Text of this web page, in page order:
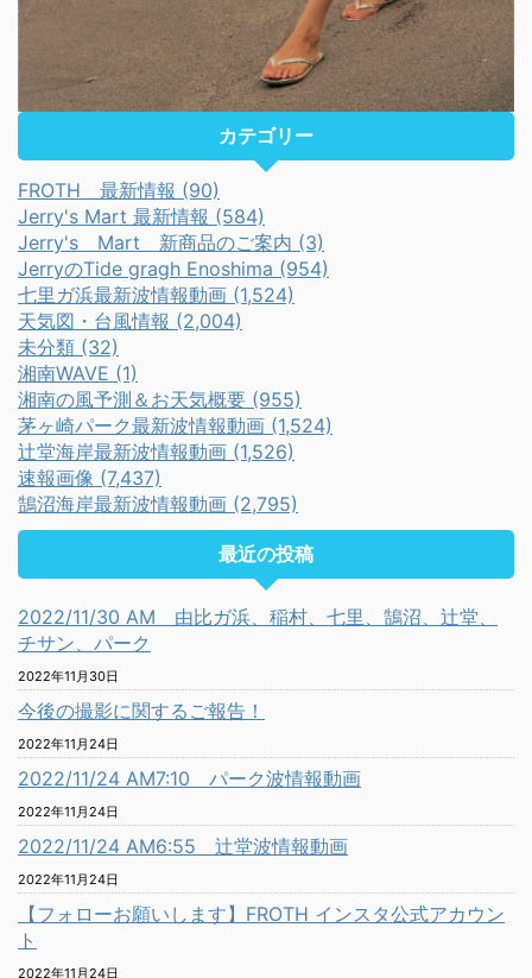
カテゴリー
FROTH 最新情報 (90)
Jerry's Mart 最新情報 (584)
Jerry's Mart 新商品のご案内 (3)
JerryのTide gragh Enoshima (954)
七里ガ浜最新波情報動画 (1,524)
天気図・台風情報 (2,004)
未分類 (32)
湘南WAVE (1)
湘南の風予測＆お天気概要 (955)
茅ヶ崎パーク最新波情報動画 (1,524)
辻堂海岸最新波情報動画 (1,526)
速報画像 (7,437)
鵠沼海岸最新波情報動画 (2,795)
最近の投稿
2022/11/30 AM 由比ガ浜、稲村、七里、鵠沼、辻堂、
チサン、パーク
2022年11月30日
今後の撮影に関するご報告！
2022年11月24日
2022/11/24 AM7:10 パーク波情報動画
2022年11月24日
2022/11/24 AM6:55 辻堂波情報動画
2022年11月24日
【フォローお願いします】FROTH インスタ公式アカウン
ト
2022年11月24日